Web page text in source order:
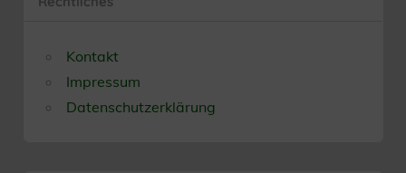
Kontakt
Impressum
Datenschutzerklärung